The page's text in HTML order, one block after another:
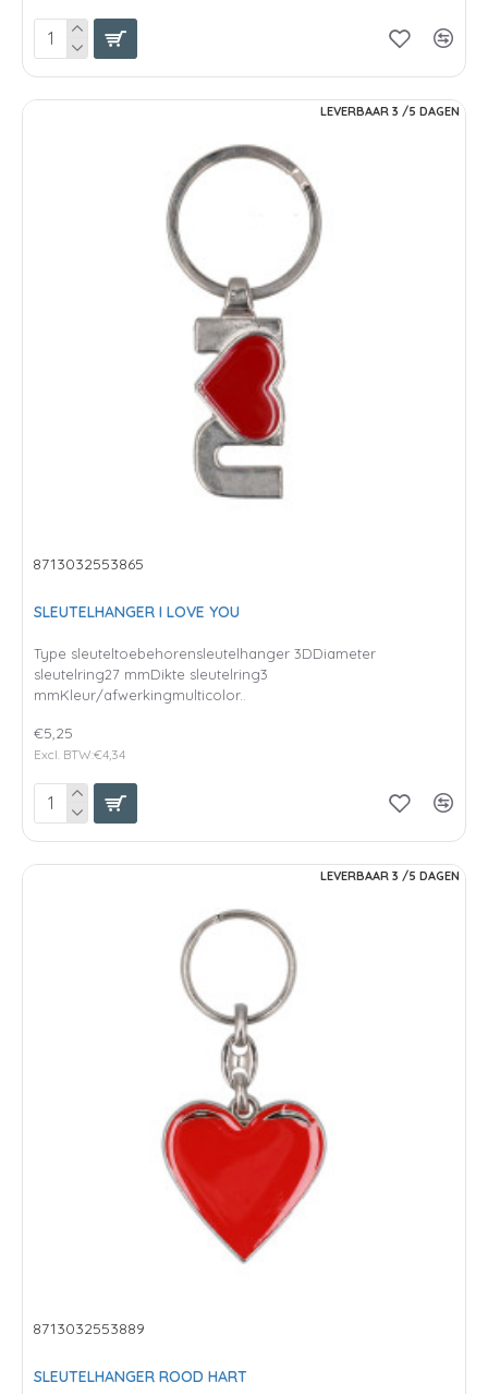
LEVERBAAR 3 /5 DAGEN
8713032553865
SLEUTELHANGER I LOVE YOU
Type sleuteltoebehorensleutelhanger 3DDiameter
sleutelring27 mmDikte sleutelring3
mmKleur/afwerkingmulticolor..
€5,25
Excl. BTW:€4,34
LEVERBAAR 3 /5 DAGEN
8713032553889
SLEUTELHANGER ROOD HART